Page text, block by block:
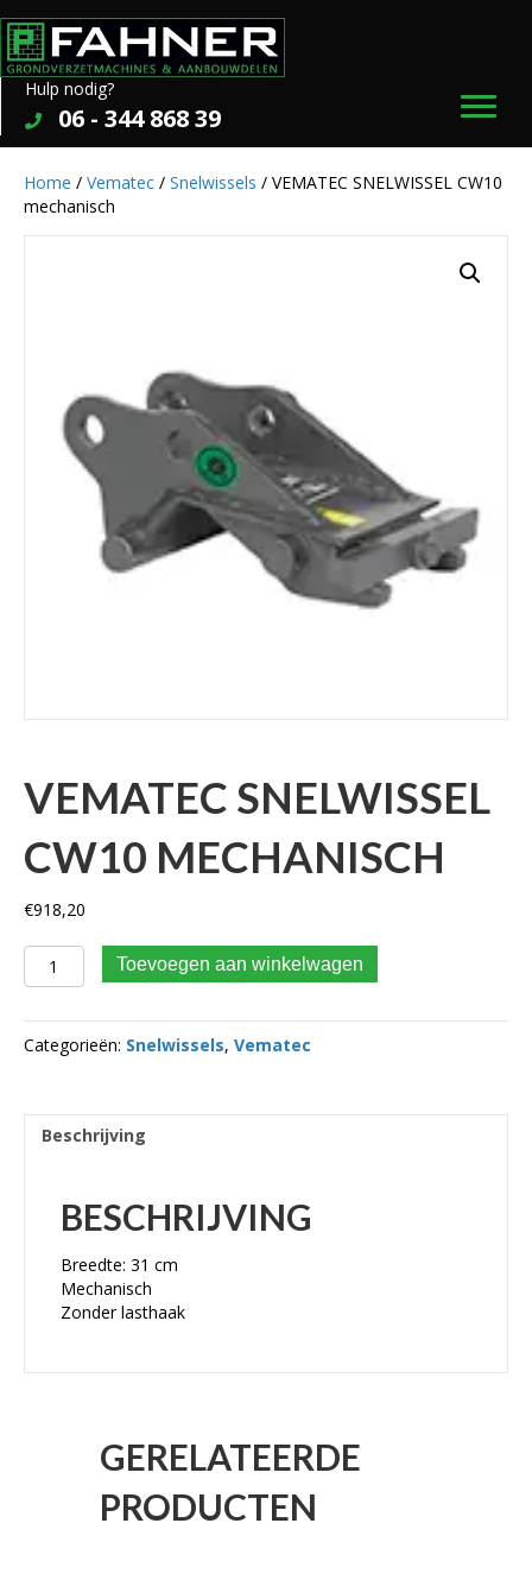
Hulp nodig?
06 - 344 868 39
Home / Vematec / Snelwissels / VEMATEC SNELWISSEL CW10
mechanisch
VEMATEC SNELWISSEL
CW10 MECHANISCH
€918,20
VEMATEC SNELWISSEL CW10 mechanisch aantal
Toevoegen aan winkelwagen
Categorieën: Snelwissels, Vematec
Beschrijving
BESCHRIJVING
Breedte: 31 cm
Mechanisch
Zonder lasthaak
GERELATEERDE
PRODUCTEN